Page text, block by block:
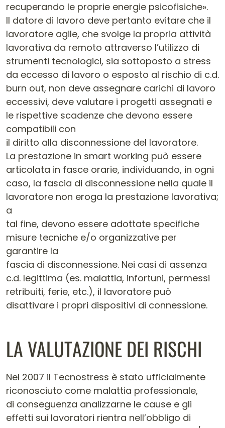
recuperando le proprie energie psicofisiche».
Il datore di lavoro deve pertanto evitare che il
lavoratore agile, che svolge la propria attività
lavorativa da remoto attraverso l’utilizzo di
strumenti tecnologici, sia sottoposto a stress
da eccesso di lavoro o esposto al rischio di c.d.
burn out, non deve assegnare carichi di lavoro
eccessivi, deve valutare i progetti assegnati e
le rispettive scadenze che devono essere
compatibili con
il diritto alla disconnessione del lavoratore.
La prestazione in smart working può essere
articolata in fasce orarie, individuando, in ogni
caso, la fascia di disconnessione nella quale il
lavoratore non eroga la prestazione lavorativa;
a
tal fine, devono essere adottate specifiche
misure tecniche e/o organizzative per
garantire la
fascia di disconnessione. Nei casi di assenza
c.d. legittima (es. malattia, infortuni, permessi
retribuiti, ferie, etc.), il lavoratore può
disattivare i propri dispositivi di connessione.
LA VALUTAZIONE DEI RISCHI
Nel 2007 il Tecnostress è stato ufficialmente
riconosciuto come malattia professionale,
di conseguenza analizzarne le cause e gli
effetti sui lavoratori rientra nell’obbligo di